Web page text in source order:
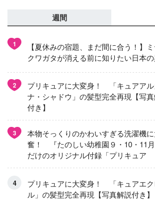
週間
1
【夏休みの宿題、まだ間に合う！】
クワガタが消える前に知りたい日本
2
プリキュアに大変身！ 「キュアアル
ナ・シャドウ」の髪型完全再現【写
付き】
3
本物そっくりのかわいすぎる洗濯機
奮！ 『たのしい幼稚園９・10・11月
だけのオリジナル付録「プリキュア
くるせんたくき」
プリキュアに大変身！ 「キュアエ
ル」の髪型完全再現【写真解説付き】